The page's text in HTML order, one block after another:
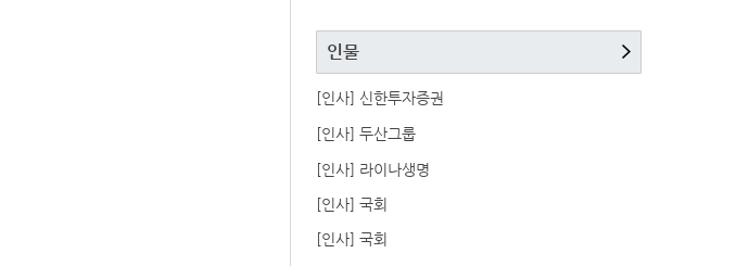
인물
[인사] 신한투자증권
[인사] 두산그룹
[인사] 라이나생명
[인사] 국회
[인사] 국회